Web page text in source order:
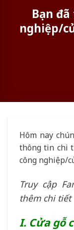
Bạn
nghiệp/
Hôm nay
thông tin chi
công nghiệp/
Truy cập
thêm chi tiết
I. Cửa gỗ